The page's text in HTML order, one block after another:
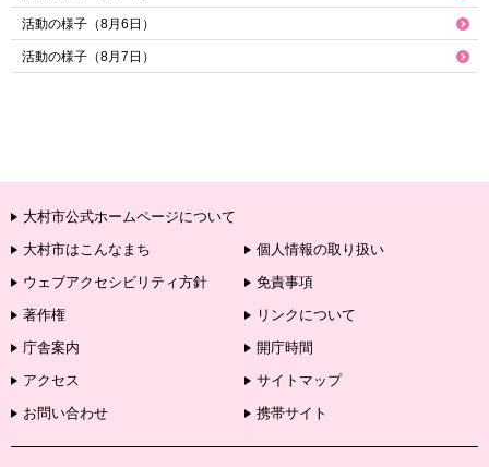
活動の様子（8月6日）
活動の様子（8月7日）
大村市公式ホームページについて
大村市はこんなまち
個人情報の取り扱い
ウェブアクセシビリティ方針
免責事項
著作権
リンクについて
庁舎案内
開庁時間
アクセス
サイトマップ
お問い合わせ
携帯サイト